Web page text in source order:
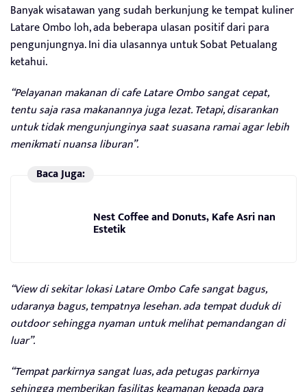
Banyak wisatawan yang sudah berkunjung ke tempat kuliner
Latare Ombo loh, ada beberapa ulasan positif dari para
pengunjungnya. Ini dia ulasannya untuk Sobat Petualang
ketahui.
“Pelayanan makanan di cafe Latare Ombo sangat cepat,
tentu saja rasa makanannya juga lezat. Tetapi, disarankan
untuk tidak mengunjunginya saat suasana ramai agar lebih
menikmati nuansa liburan”.
Baca Juga:
Nest Coffee and Donuts, Kafe Asri nan
Estetik
“View di sekitar lokasi Latare Ombo Cafe sangat bagus,
udaranya bagus, tempatnya lesehan. ada tempat duduk di
outdoor sehingga nyaman untuk melihat pemandangan di
luar”.
“Tempat parkirnya sangat luas, ada petugas parkirnya